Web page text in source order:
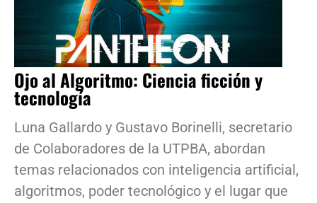
Ojo al Algoritmo: Ciencia ficción y
tecnología
Luna Gallardo y Gustavo Borinelli, secretario
de Colaboradores de la UTPBA, abordan
temas relacionados con inteligencia artificial,
algoritmos, poder tecnológico y el lugar que